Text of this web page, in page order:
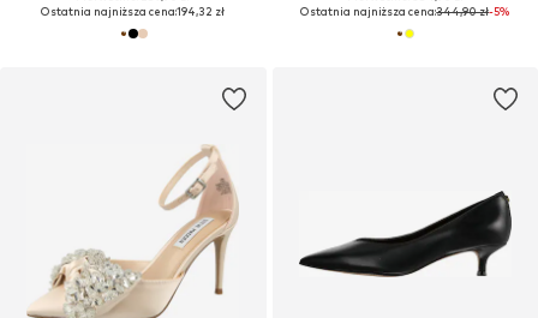
Ostatnia najniższa cena:194,32 zł
Ostatnia najniższa cena:344,90 zł-5%